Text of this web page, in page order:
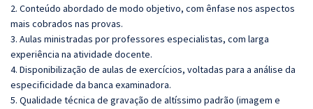
2. Conteúdo abordado de modo objetivo, com ênfase nos aspectos
mais cobrados nas provas.
3. Aulas ministradas por professores especialistas, com larga
experiência na atividade docente.
4. Disponibilização de aulas de exercícios, voltadas para a análise da
especificidade da banca examinadora.
5. Qualidade técnica de gravação de altíssimo padrão (imagem e